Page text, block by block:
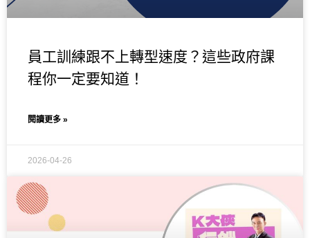
員工訓練跟不上轉型速度？這些政府課
程你一定要知道！
閱讀更多 »
2026-04-26